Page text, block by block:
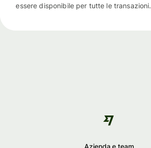
essere disponibile per tutte le transazioni.
Azienda e team